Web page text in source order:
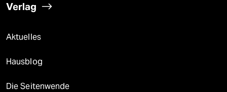
Verlag
Aktuelles
Hausblog
Die Seitenwende